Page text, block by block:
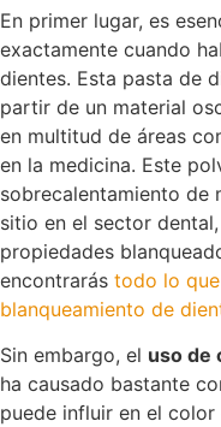
En primer lugar, es
exactamente cuando
dientes. Esta pasta de
partir de un material
en multitud de áreas
en la medicina. Este
sobrecalentamiento de
sitio en el sector
propiedades
encontrarás todo lo
blanqueamiento de
Sin embargo, el uso de
ha causado bastante
puede influir en el